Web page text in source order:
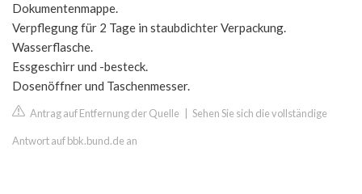
Dokumentenmappe.
Verpflegung für 2 Tage in staubdichter Verpackung.
Wasserflasche.
Essgeschirr und -besteck.
Dosenöffner und Taschenmesser.
Antrag auf Entfernung der Quelle Sehen Sie sich die vollständige
Antwort auf bbk.bund.de an